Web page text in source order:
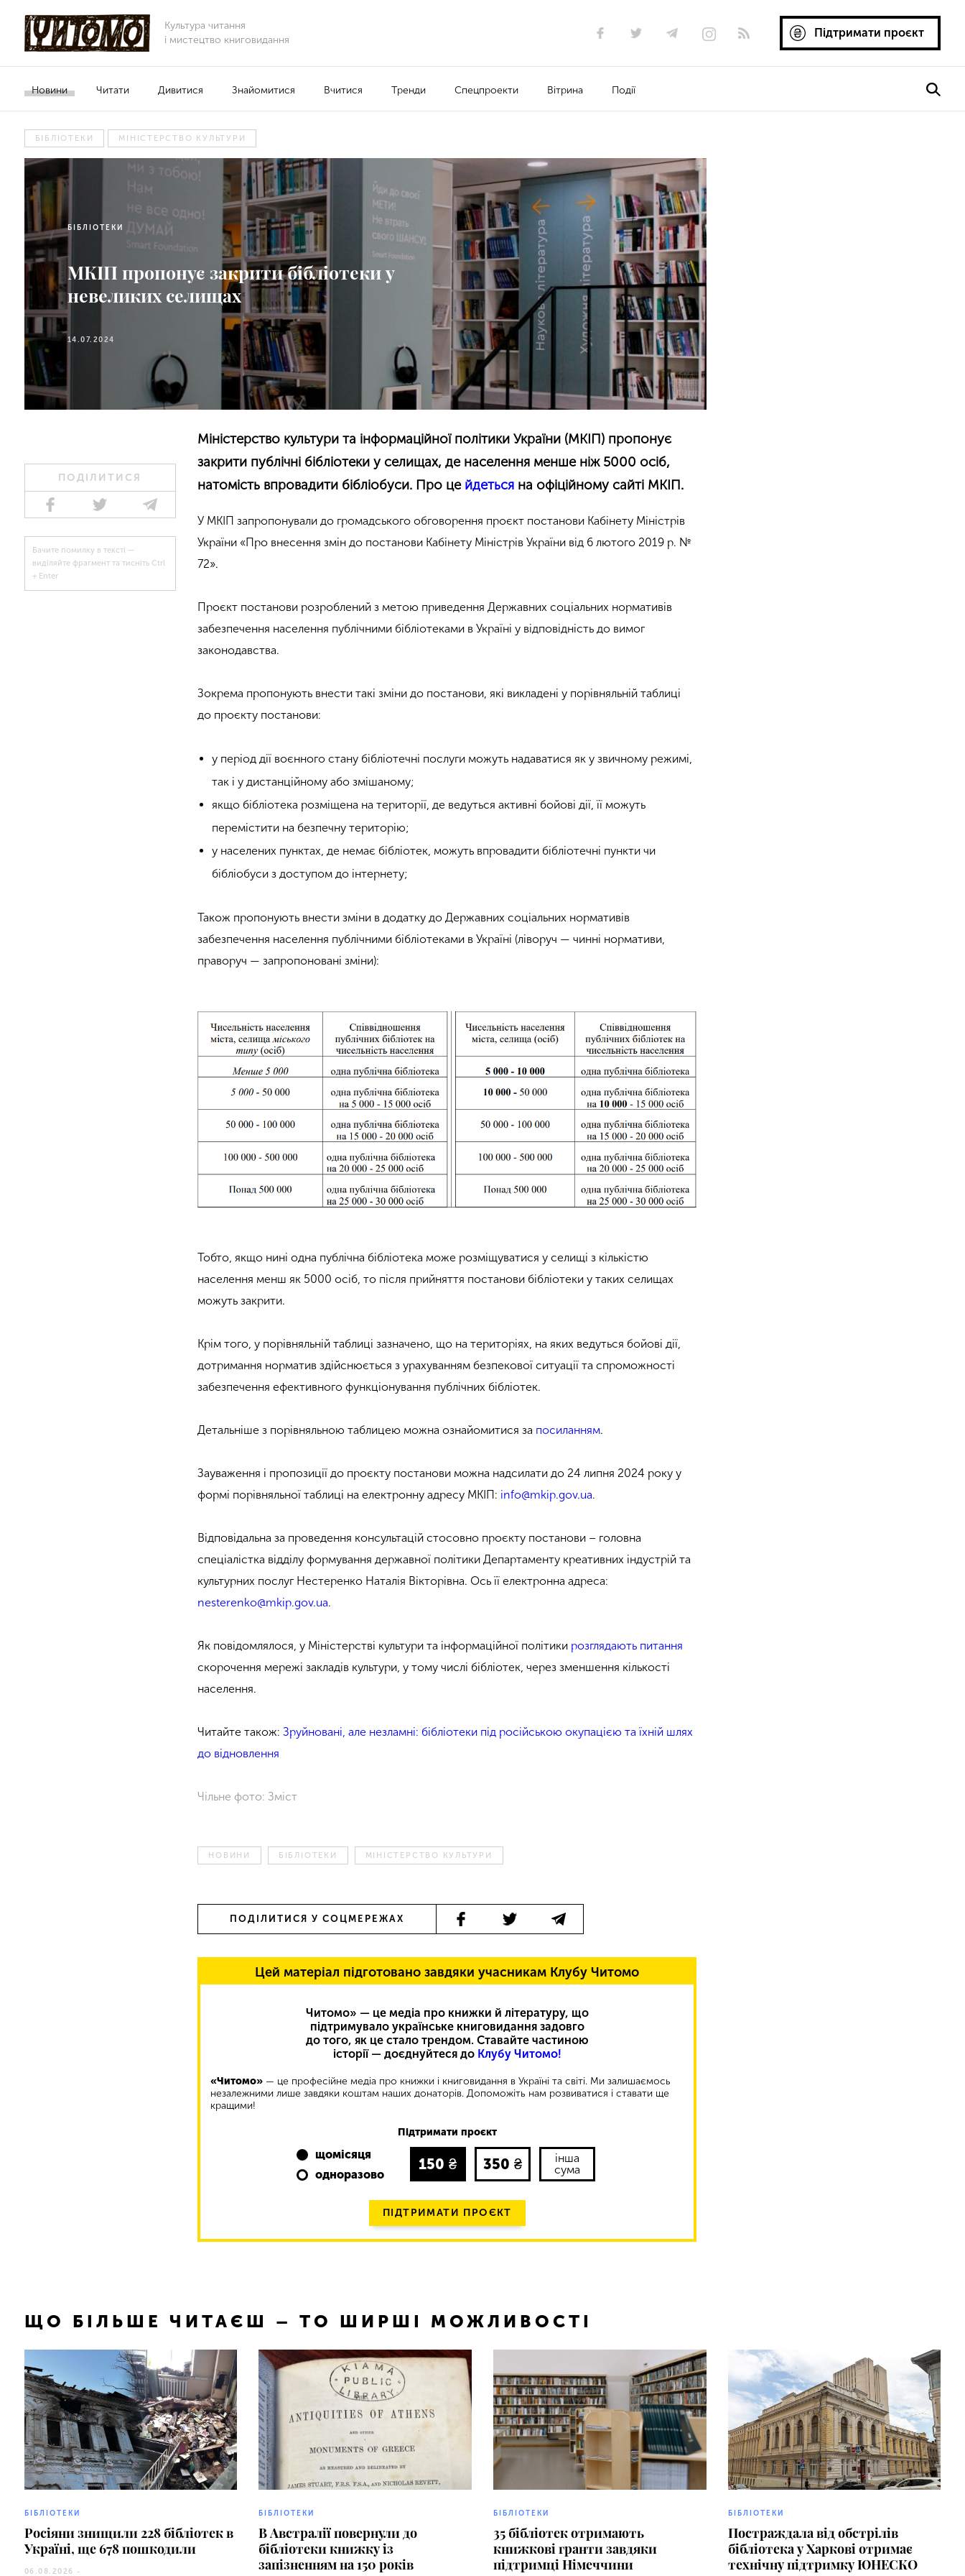
Культура читання
і мистецтво книговидання
Підтримати проєкт
Новини Читати Дивитися Знайомитися Вчитися Тренди Спецпроекти Вітрина Події
БІБЛІОТЕКИ МІНІСТЕРСТВО КУЛЬТУРИ
БІБЛІОТЕКИ
МКІП пропонує закрити бібліотеки у
невеликих селищах
14.07.2024
ПОДІЛИТИСЯ
Бачите помилку в тексті —
виділяйте фрагмент та тисніть Ctrl
+ Enter
Міністерство культури та інформаційної політики України (МКІП) пропонує
закрити публічні бібліотеки у селищах, де населення менше ніж 5000 осіб,
натомість впровадити бібліобуси. Про це йдеться на офіційному сайті МКІП.
У МКІП запропонували до громадського обговорення проєкт постанови Кабінету Міністрів
України «Про внесення змін до постанови Кабінету Міністрів України від 6 лютого 2019 р. №
72».
Проєкт постанови розроблений з метою приведення Державних соціальних нормативів
забезпечення населення публічними бібліотеками в Україні у відповідність до вимог
законодавства.
Зокрема пропонують внести такі зміни до постанови, які викладені у порівняльній таблиці
до проєкту постанови:
у період дії воєнного стану бібліотечні послуги можуть надаватися як у звичному режимі,
так і у дистанційному або змішаному;
якщо бібліотека розміщена на території, де ведуться активні бойові дії, її можуть
перемістити на безпечну територію;
у населених пунктах, де немає бібліотек, можуть впровадити бібліотечні пункти чи
бібліобуси з доступом до інтернету;
Також пропонують внести зміни в додатку до Державних соціальних нормативів
забезпечення населення публічними бібліотеками в Україні (ліворуч — чинні нормативи,
праворуч — запропоновані зміни):
Тобто, якщо нині одна публічна бібліотека може розміщуватися у селищі з кількістю
населення менш як 5000 осіб, то після прийняття постанови бібліотеки у таких селищах
можуть закрити.
Крім того, у порівняльній таблиці зазначено, що на територіях, на яких ведуться бойові дії,
дотримання норматив здійснюється з урахуванням безпекової ситуації та спроможності
забезпечення ефективного функціонування публічних бібліотек.
Детальніше з порівняльною таблицею можна ознайомитися за посиланням.
Зауваження і пропозиції до проєкту постанови можна надсилати до 24 липня 2024 року у
формі порівняльної таблиці на електронну адресу МКІП: info@mkip.gov.ua.
Відповідальна за проведення консультацій стосовно проєкту постанови – головна
спеціалістка відділу формування державної політики Департаменту креативних індустрій та
культурних послуг Нестеренко Наталія Вікторівна. Ось її електронна адреса:
nesterenko@mkip.gov.ua.
Як повідомлялося, у Міністерстві культури та інформаційної політики розглядають питання
скорочення мережі закладів культури, у тому числі бібліотек, через зменшення кількості
населення.
Читайте також:Зруйновані, але незламні: бібліотеки під російською окупацією та їхній шлях
до відновлення
Чільне фото: Зміст
НОВИНИ БІБЛІОТЕКИ МІНІСТЕРСТВО КУЛЬТУРИ
ПОДІЛИТИСЯ У СОЦМЕРЕЖАХ
Цей матеріал підготовано завдяки учасникам Клубу Читомо
Читомо» — це медіа про книжки й літературу, що
підтримувало українське книговидання задовго
до того, як це стало трендом. Ставайте частиною
історії — доєднуйтеся до Клубу Читомо!
«Читомо» — це професійне медіа про книжки і книговидання в Україні та світі. Ми залишаємось
незалежними лише завдяки коштам наших донаторів. Допоможіть нам розвиватися і ставати ще
кращими!
Підтримати проєкт
щомісяця
одноразово
150 ₴ 350 ₴
інша
сума
ПІДТРИМАТИ ПРОЄКТ
ЩО БІЛЬШЕ ЧИТАЄШ – ТО ШИРШІ МОЖЛИВОСТІ
БІБЛІОТЕКИ
Росіяни знищили 228 бібліотек в
Україні, ще 678 пошкодили
06.08.2026 -
БІБЛІОТЕКИ
В Австралії повернули до
бібліотеки книжку із
запізненням на 150 років
БІБЛІОТЕКИ
35 бібліотек отримають
книжкові гранти завдяки
підтримці Німеччини
БІБЛІОТЕКИ
Постраждала від обстрілів
бібліотека у Харкові отримає
технічну підтримку ЮНЕСКО